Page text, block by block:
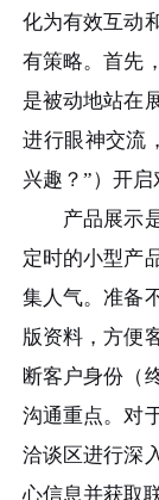
化为有效互动
有策略。首先
是被动地站在
进行眼神交流
兴趣？”）开启
产品展示是
定时的小型产
集人气。准备
版资料，方便
断客户身份（
沟通重点。对
洽谈区进行深
心信息并获取